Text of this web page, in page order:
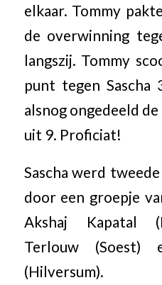
elkaar. Tommy
de overwinning
langszij. Tommy
punt tegen Sascha
alsnog ongedeeld
uit 9. Proficiat!
Sascha werd
door een groepje
Akshaj Kapatal
Terlouw (Soest)
(Hilversum).